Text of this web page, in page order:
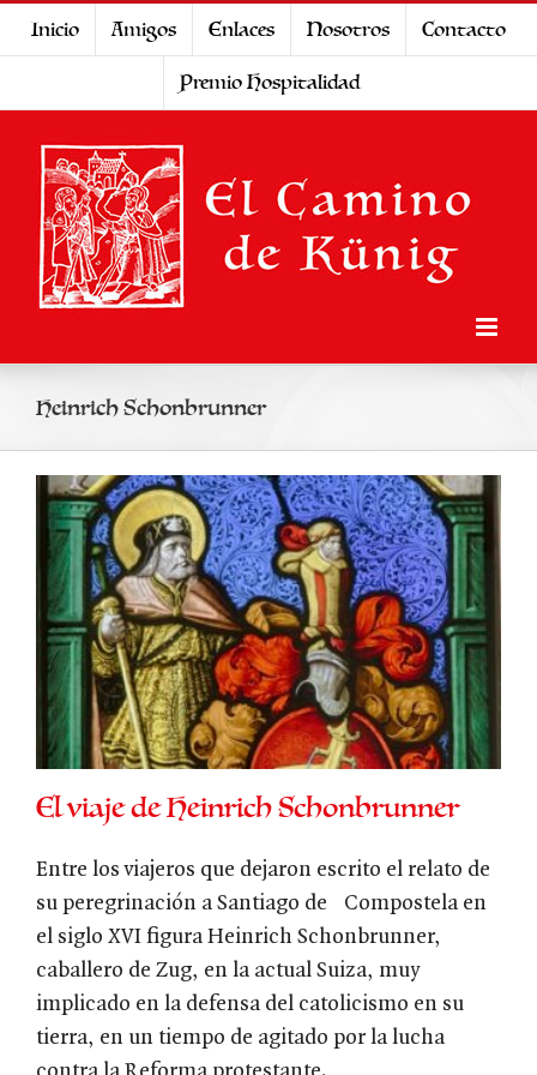
Inicio Amigos Enlaces Nosotros
Contacto
Premio Hospitalidad
Heinrich Schonbrunner
El viaje de Heinrich Schonbrunner
Entre los viajeros que dejaron escrito el relato de
su peregrinación a Santiago de Compostela en
el siglo XVI figura Heinrich Schonbrunner,
caballero de Zug, en la actual Suiza, muy
implicado en la defensa del catolicismo en su
tierra, en un tiempo de agitado por la lucha